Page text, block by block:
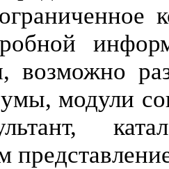
возможно
модули